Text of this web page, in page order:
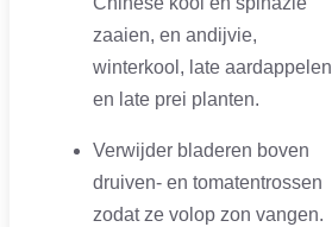
zaaien, en andijvie,
winterkool, late aardappelen
en late prei planten.
Verwijder bladeren boven
druiven- en tomatentrossen
zodat ze volop zon vangen.